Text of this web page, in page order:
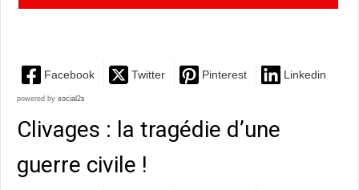
Facebook Twitter Pinterest Linkedin
powered by social2s
Clivages : la tragédie d’une
guerre civile !